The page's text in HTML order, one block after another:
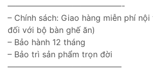
——————————————-
– Chính sách: Giao hàng miễn phí
đối với bộ bàn ghế ăn)
– Bảo hành 12 tháng
– Bảo trì sản phẩm trọn đời
——————————————